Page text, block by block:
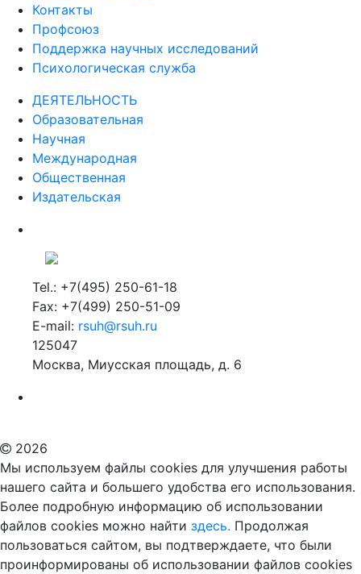
Контакты
Профсоюз
Поддержка научных исследований
Психологическая служба
ДЕЯТЕЛЬНОСТЬ
Образовательная
Научная
Международная
Общественная
Издательская
Tel.: +7(495) 250-61-18
Fax: +7(499) 250-51-09
E-mail: rsuh@rsuh.ru
125047
Москва, Миусская площадь, д. 6
2026
Мы используем файлы cookies для улучшения работы
нашего сайта и большего удобства его использования.
Более подробную информацию об использовании
файлов cookies можно найти здесь. Продолжая
пользоваться сайтом, вы подтверждаете, что были
проинформированы об использовании файлов cookies